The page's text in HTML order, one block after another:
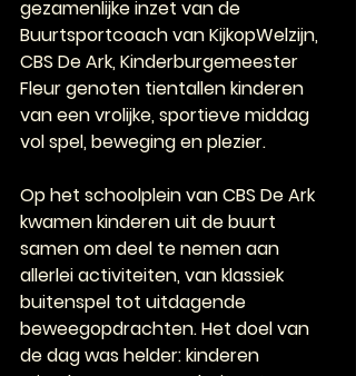
gezamenlijke inzet van de
Buurtsportcoach van KijkopWelzijn,
CBS De Ark, Kinderburgemeester
Fleur genoten tientallen kinderen
van een vrolijke, sportieve middag
vol spel, beweging en plezier.
Op het schoolplein van CBS De Ark
kwamen kinderen uit de buurt
samen om deel te nemen aan
allerlei activiteiten, van klassiek
buitenspel tot uitdagende
beweegopdrachten. Het doel van
de dag was helder: kinderen